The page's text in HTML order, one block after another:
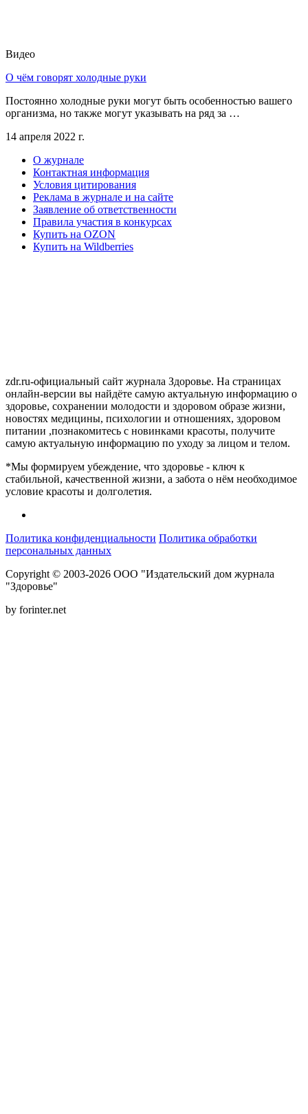
Видео
О чём говорят холодные руки
Постоянно холодные руки могут быть особенностью вашего
организма, но также могут указывать на ряд за …
14 апреля 2022 г.
О журнале
Контактная информация
Условия цитирования
Реклама в журнале и на сайте
Заявление об ответственности
Правила участия в конкурсах
Купить на OZON
Купить на Wildberries
zdr.ru-официальный сайт журнала Здоровье. На страницах
онлайн-версии вы найдёте самую актуальную информацию о
здоровье, сохранении молодости и здоровом образе жизни,
новостях медицины, психологии и отношениях, здоровом
питании ,познакомитесь с новинками красоты, получите
самую актуальную информацию по уходу за лицом и телом.
*Мы формируем убеждение, что здоровье - ключ к
стабильной, качественной жизни, а забота о нём необходимое
условие красоты и долголетия.
Политика конфиденциальности Политика обработки
персональных данных
Copyright © 2003-2026 ООО "Издательский дом журнала
"Здоровье"
by forinter.net